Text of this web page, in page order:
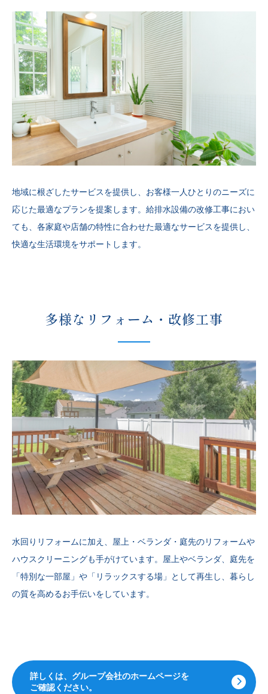
地域に根ざしたサービスを提供し、お客様一人ひとりのニーズに
応じた最適なプランを提案します。給排水設備の改修工事におい
ても、各家庭や店舗の特性に合わせた最適なサービスを提供し、
快適な生活環境をサポートします。
多様なリフォーム・ 改修工事
水回りリフォームに加え、屋上・ベランダ・庭先のリフォームや
ハウスクリーニングも手がけています。屋上やベランダ、庭先を
「特別な一部屋」や「リラックスする場」として再生し、暮らし
の質を高めるお手伝いをしています。
詳しくは、グループ会社のホームページを
ご確認ください。